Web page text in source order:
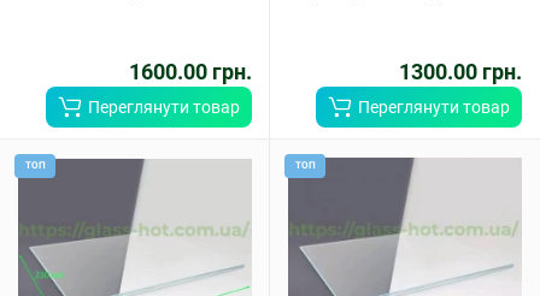
1600.00 грн.
Переглянути товар
1300.00 грн.
Переглянути товар
ТОП ТОП